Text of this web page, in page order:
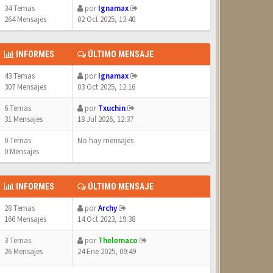
34 Temas
264 Mensajes
porIgnamax
02 Oct 2025, 13:40
INFORMES ÚLTIMO MENSAJE
43 Temas
307 Mensajes
porIgnamax
03 Oct 2025, 12:16
6 Temas
31 Mensajes
porTxuchin
18 Jul 2026, 12:37
0 Temas
0 Mensajes
No hay mensajes
INFORMES ÚLTIMO MENSAJE
28 Temas
166 Mensajes
porArchy
14 Oct 2023, 19:38
3 Temas
26 Mensajes
porThelemaco
24 Ene 2025, 09:49